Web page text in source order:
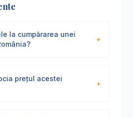
la cumpărarea unei
+
prețul acestei
+